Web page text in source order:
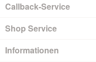
Callback-Service
Shop Service
Informationen